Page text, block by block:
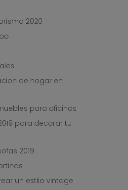
2020
de hogar en
para oficinas
para decorar tu
2019
un estilo vintage